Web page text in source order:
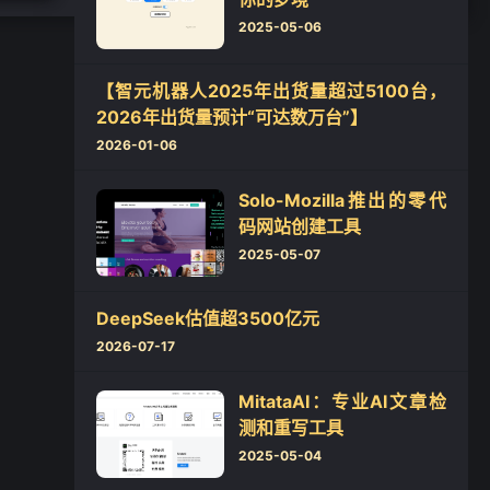
2025-05-06
【智元机器人2025年出货量超过5100台，
2026年出货量预计“可达数万台”】
2026-01-06
Solo-Mozilla推出的零代
码网站创建工具
2025-05-07
DeepSeek估值超3500亿元
2026-07-17
MitataAI：专业AI文章检
测和重写工具
2025-05-04